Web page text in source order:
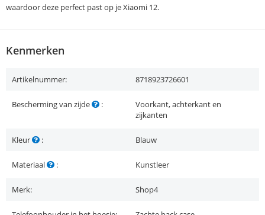
waardoor deze perfect past op je Xiaomi 12.
Kenmerken
Artikelnummer: 8718923726601
Bescherming van zijde :
Voorkant, achterkant en
zijkanten
Kleur : Blauw
Materiaal : Kunstleer
Merk: Shop4